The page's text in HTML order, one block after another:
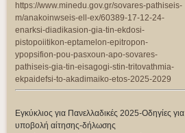
https://www.minedu.gov.gr/sovares-pathiseis-
m/anakoinwseis-ell-ex/60389-17-12-24-
enarksi-diadikasion-gia-tin-ekdosi-
pistopoiitikon-eptamelon-epitropon-
ypopsifion-pou-pasxoun-apo-sovares-
pathiseis-gia-tin-eisagogi-stin-tritovathmia-
ekpaidefsi-to-akadimaiko-etos-2025-2029
Εγκύκλιος για Πανελλαδικές 2025-Οδηγίες για
υποβολή αίτησης-δήλωσης